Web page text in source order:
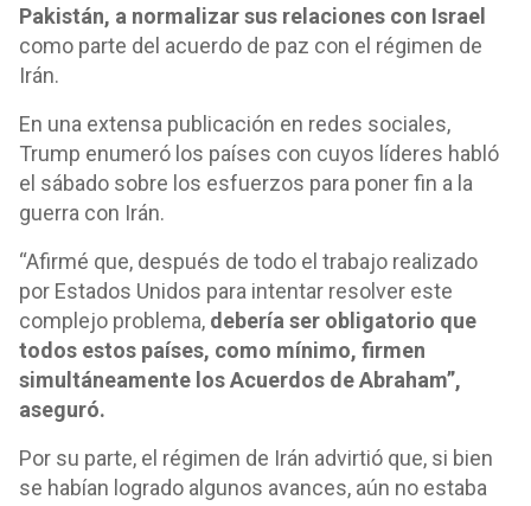
Pakistán, a normalizar sus relaciones con Israel
como parte del acuerdo de paz con el régimen de
Irán.
En una extensa publicación en redes sociales,
Trump enumeró los países con cuyos líderes habló
el sábado sobre los esfuerzos para poner fin a la
guerra con Irán.
“Afirmé que, después de todo el trabajo realizado
por Estados Unidos para intentar resolver este
complejo problema, debería ser obligatorio que
todos estos países, como mínimo, firmen
simultáneamente los Acuerdos de Abraham”,
aseguró.
Por su parte, el régimen de Irán advirtió que, si bien
se habían logrado algunos avances, aún no estaba